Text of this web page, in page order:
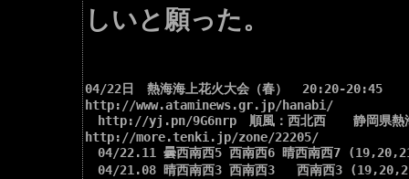
しいと願った。
04/22日　熱海海上花火大会（春）  20:20-20:45
http://www.ataminews.gr.jp/hanabi/
http://yj.pn/9G6nrp　順風：西北西　  静岡県熱
http://more.tenki.jp/zone/22205/
04/22.11 曇西南西5 西南西6 晴西南西7
04/21.08 晴西南西3 西南西3   西南西3